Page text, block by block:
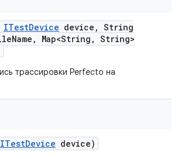
ITestDevice device , String
Name , Map<String , String>
трассировки Perfecto на
ITestDevice device)